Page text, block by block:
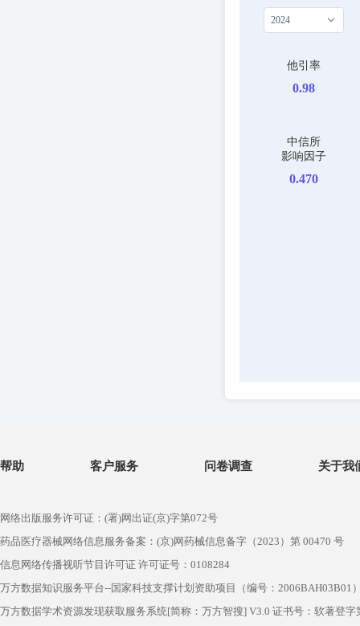
2024
他引率
0.98
中信所
影响因子
0.470
帮助 客户服务 问卷调查 关于我
网络出版服务许可证：(署)网出证(京)字第072号
药品医疗器械网络信息服务备案：(京)网药械信息备字（2023）第 00470 号
信息网络传播视听节目许可证 许可证号：0108284
万方数据知识服务平台--国家科技支撑计划资助项目（编号：2006BAH03B01
万方数据学术资源发现获取服务系统[简称：万方智搜] V3.0 证书号：软著登字